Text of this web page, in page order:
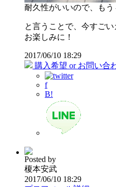
耐久性がいいので、も
と言うことで、今すご
お楽しみに！
2017/06/10 18:29
購入希望 or お問い合
f
B!
Posted by
榎本安武
2017/06/10 18:29